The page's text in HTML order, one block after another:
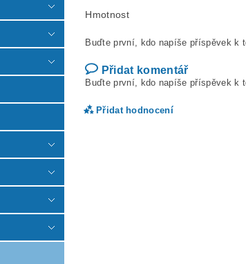
Hmotnost
Buďte první, kdo napíše příspěvek k
Přidat komentář
Buďte první, kdo napíše příspěvek k
Přidat hodnocení